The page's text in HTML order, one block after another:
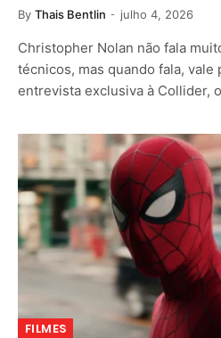
By Thais Bentlin julho 4, 2026
Christopher Nolan não fala
técnicos, mas quando fala, vale
entrevista exclusiva à Collider,
FILMES